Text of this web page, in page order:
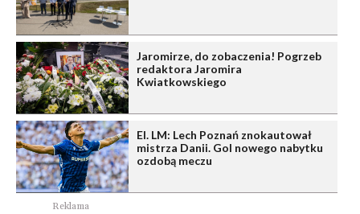
Jaromirze, do zobaczenia! Pogrzeb
redaktora Jaromira
Kwiatkowskiego
El. LM: Lech Poznań znokautował
mistrza Danii. Gol nowego nabytku
ozdobą meczu
Reklama